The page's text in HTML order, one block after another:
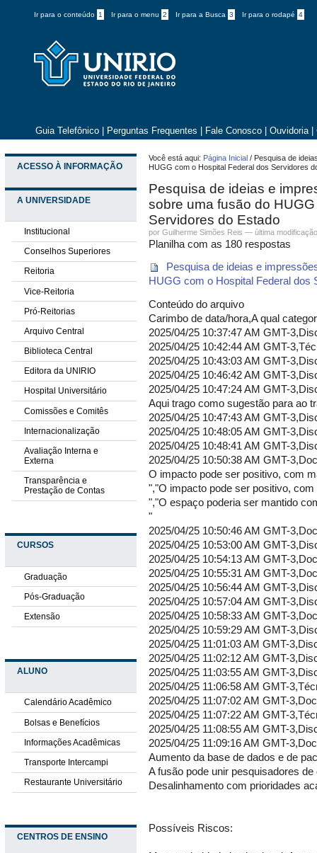
Ir para o conteúdo 1 Ir para o menu 2 Ir para a Busca 3 Ir para o rodapé 4
Guia Telefônico Perguntas Frequentes Fale Conosco Ouvidoria
ACESSO À INFORMAÇÃO
A UNIVERSIDADE
Institucional
Conselhos Superiores
Reitoria
Vice-Reitoria
Pró-Reitorias
Arquivo Central
Biblioteca Central
Editora da UNIRIO
Hospital Universitário
Comissões e Comitês
Internacionalização
Avaliação Interna e
Externa
Transparência e
Prestação de Contas
CURSOS
Graduação
Pós-Graduação
Extensão
ALUNO
Calendário Acadêmico
Bolsas e Benefícios
Informações Acadêmicas
Transporte Intercampi
Restaurante Universitário
CENTROS DE ENSINO
Você está aqui: Página Inicial / Pesquisa de
HUGG com o Hospital Federal dos Servidores
Pesquisa de ideias e
sobre uma fusão do
Servidores do Estado
porGuilherme Simões Reis —última
Planilha com as 180 respostas
Pesquisa de ideias e
HUGG com o Hospital Federal
Conteúdo do arquivo
Carimbo de data/hora,A qual categoria você pertence?,1) Quais benefícios você acha que uma fusão do HUGG com o HFSE traria para a UNIRIO?,2) Que dificuldades ou problemas você receia em relação à possível fusão?,3) Qual impacto você acredita que essa fusão teria sobre o ensino?,"4) Qual impacto você acredita que essa fusão teria sobre a pesquisa, a extensão e a inovação?",5) Qual impacto você acredita que essa fusão teria para a assistência à saúde no Rio de Janeiro e o SUS?,"6) Qual é a sua sugestão para a melhor utilização do espaço ocupado pelo HUGG, na Tijuca,